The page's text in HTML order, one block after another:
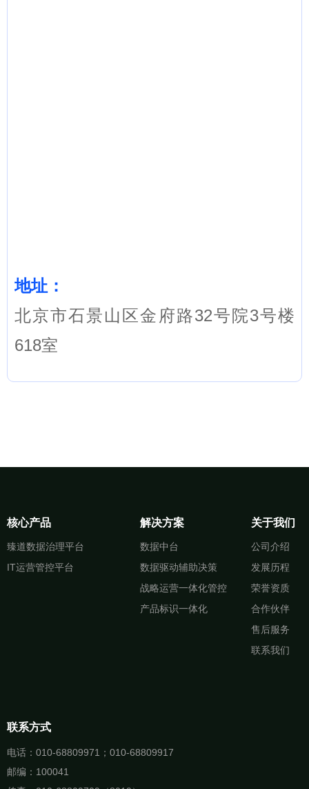
地址：
北京市石景山区金府路32号院3号楼
618室
核心产品
臻道数据治理平台
IT运营管控平台
解决方案
数据中台
数据驱动辅助决策
战略运营一体化管控
产品标识一体化
关于我们
公司介绍
发展历程
荣誉资质
合作伙伴
售后服务
联系我们
联系方式
电话：010-68809971；010-68809917
邮编：100041